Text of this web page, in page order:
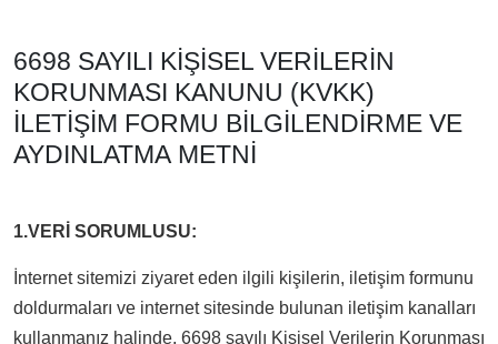
6698 SAYILI KİŞİSEL VERİLERİN
KORUNMASI KANUNU (KVKK)
İLETİŞİM FORMU BİLGİLENDİRME VE
AYDINLATMA METNİ
1.VERİ SORUMLUSU:
İnternet sitemizi ziyaret eden ilgili kişilerin, iletişim formunu
doldurmaları ve internet sitesinde bulunan iletişim kanalları
kullanmanız halinde, 6698 sayılı Kişisel Verilerin Korunması